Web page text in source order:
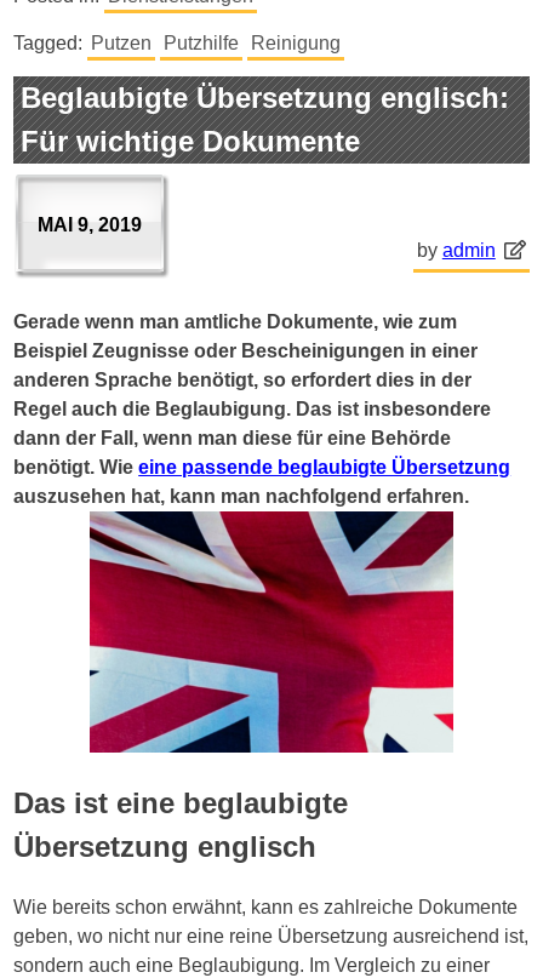
Tagged: Putzen Putzhilfe Reinigung
Beglaubigte Übersetzung englisch:
Für wichtige Dokumente
MAI 9, 2019
by admin
Gerade wenn man amtliche Dokumente, wie zum
Beispiel Zeugnisse oder Bescheinigungen in einer
anderen Sprache benötigt, so erfordert dies in der
Regel auch die Beglaubigung. Das ist insbesondere
dann der Fall, wenn man diese für eine Behörde
benötigt. Wieeine passende beglaubigte Übersetzung
auszusehen hat, kann man nachfolgend erfahren.
Das ist eine beglaubigte
Übersetzung englisch
Wie bereits schon erwähnt, kann es zahlreiche Dokumente
geben, wo nicht nur eine reine Übersetzung ausreichend ist,
sondern auch eine Beglaubigung. Im Vergleich zu einer